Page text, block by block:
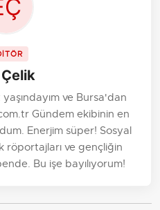
ve Bursa'dan
Gündem ekibinin en
Enerjim süper! Sosyal
röportajları ve gençliğin
Bu işe bayılıyorum!